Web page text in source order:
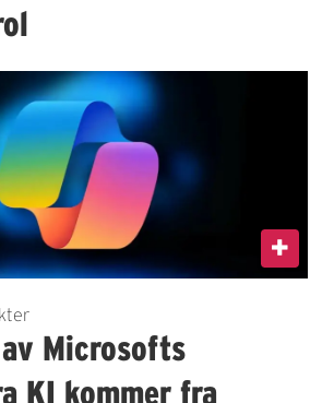
Microsofts
KI kommer fra